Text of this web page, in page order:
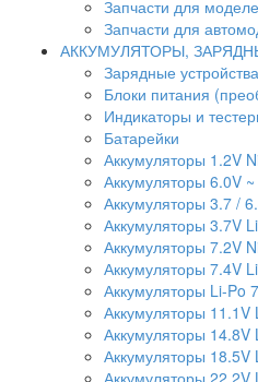
Запчасти для
Запчасти для
АККУМУЛЯТОРЫ,
Зарядные устройства
Блоки питания
Индикаторы и
Батарейки
Аккумуляторы 1.2V
Аккумуляторы 6.0V
Аккумуляторы 3.7 /
Аккумуляторы 3.7V
Аккумуляторы 7.2V
Аккумуляторы 7.4V
Аккумуляторы Li-Po
Аккумуляторы 11.1V
Аккумуляторы 14.8V
Аккумуляторы 18.5V
Аккумуляторы 22.2V